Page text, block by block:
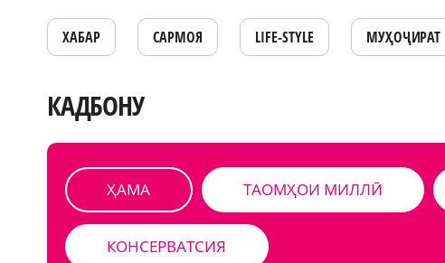
ХАБАР САРМОЯ LIFE-STYLE МУҲОҶИРАТ
КАДБОНУ
ҲАМА ТАОМҲОИ МИЛЛӢ
КОНСЕРВАТСИЯ